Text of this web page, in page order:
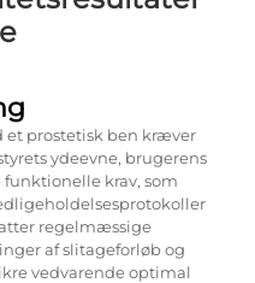
et prostetisk ben kræver
ydeevne, brugerens
krav, som
regelmæssige
af slitageforløb og
vedvarende optimal